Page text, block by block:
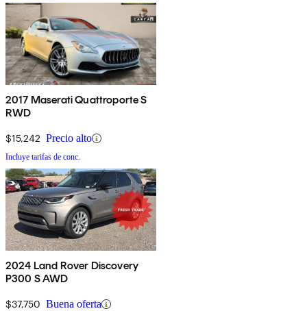
2017 Maserati Quattroporte S
RWD
$15,242 Precio alto
Incluye tarifas de conc.
2024 Land Rover Discovery
P300 S AWD
$37,750 Buena oferta